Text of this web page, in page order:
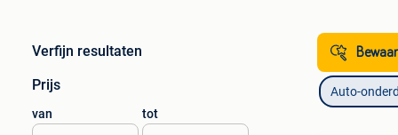
Verfijn resultaten
Prijs
van tot
Auto-